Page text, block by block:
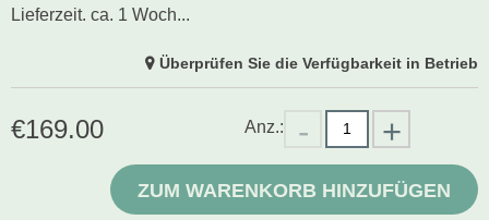
Lieferzeit. ca. 1 Woch...
Überprüfen Sie die Verfügbarkeit in Betrieb
€169.00 Anz.:
ZUM WARENKORB HINZUFÜGEN